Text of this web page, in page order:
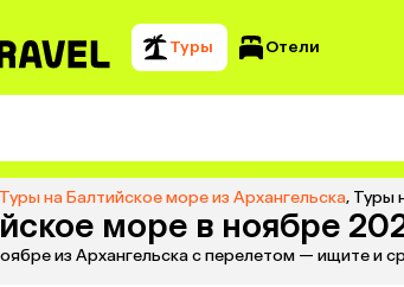
Туры Отели
Туры на Балтийское море из Архангельска, Туры
море в ноябре
из Архангельска с перелетом — ищите и